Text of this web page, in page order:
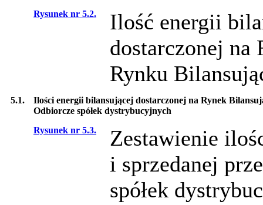
Rysunek nr 5.2.
Ilość energii
dostarczonej na
Rynku
5.1.
Ilości energii bilansującej dostarczonej na Rynek
Odbiorcze spółek dystrybucyjnych
Rysunek nr 5.3.
Zestawienie
i sprzedanej
spółek